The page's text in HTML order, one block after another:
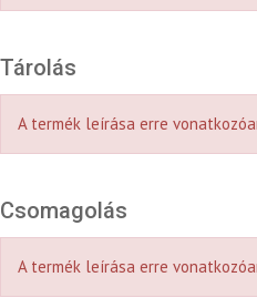
Tárolás
A termék leírása erre
Csomagolás
A termék leírása erre